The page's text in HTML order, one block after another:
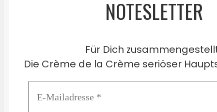
NOTESLETTER
Für Dich
Die Crème de la Crème seriöser